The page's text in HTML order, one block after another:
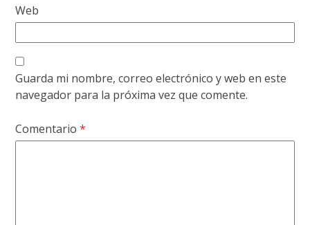
Web
Guarda mi nombre, correo electrónico y web en este
navegador para la próxima vez que comente.
Comentario*